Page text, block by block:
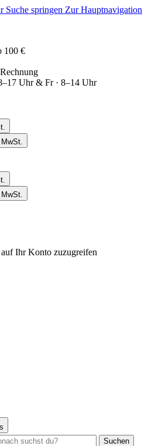
Suche springen Zur Hauptnavigation
100 €
Uhr & Fr · 8–14 Uhr
Ihr Konto zuzugreifen
Suchen